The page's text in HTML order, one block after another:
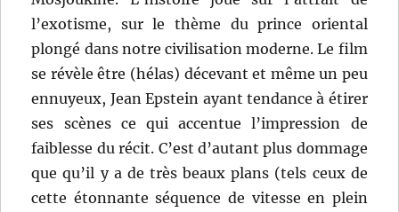
l’exotisme, sur le thème du prince oriental
plongé dans notre civilisation moderne. Le film
se révèle être (hélas) décevant et même un peu
ennuyeux, Jean Epstein ayant tendance à étirer
ses scènes ce qui accentue l’impression de
faiblesse du récit. C’est d’autant plus dommage
que qu’il y a de très beaux plans (tels ceux de
cette étonnante séquence de vitesse en plein